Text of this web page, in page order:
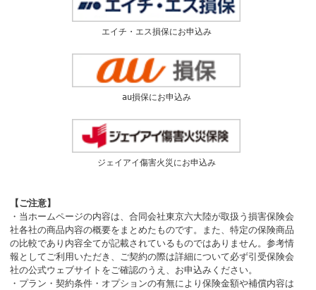
エイチ・エス損保にお申込み
au損保にお申込み
ジェイアイ傷害火災にお申込み
【ご注意】
・当ホームページの内容は、合同会社東京六大陸が取扱う損害保険会
社各社の商品内容の概要をまとめたものです。また、特定の保険商品
の比較であり内容全てが記載されているものではありません。参考情
報としてご利用いただき、ご契約の際は詳細について必ず引受保険会
社の公式ウェブサイトをご確認のうえ、お申込みください。
・プラン・契約条件・オプションの有無により保険金額や補償内容は